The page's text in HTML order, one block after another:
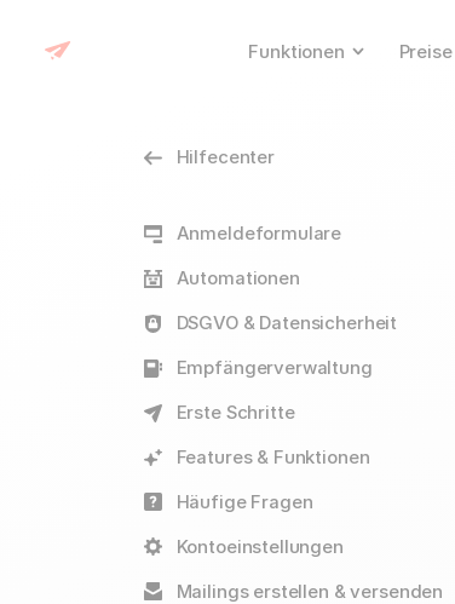
Funktionen Preise
Hilfecenter
Anmeldeformulare
Automationen
DSGVO & Datensicherheit
Empfängerverwaltung
Erste Schritte
Features & Funktionen
Häufige Fragen
Kontoeinstellungen
Mailings erstellen & versenden